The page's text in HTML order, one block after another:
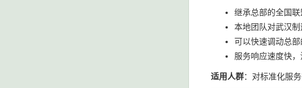
继承总部的全国
本地团队对武汉
可以快速调动总
服务响应速度快
适用人群：对标准化服